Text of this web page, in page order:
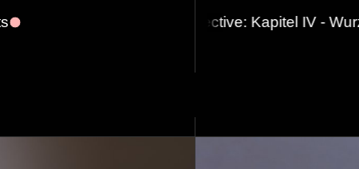
Collective: Kapitel IV - Wurzeln der Zeit &